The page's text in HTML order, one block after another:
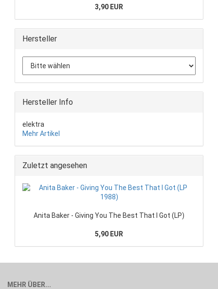
3,90 EUR
Hersteller
Hersteller Info
elektra
Mehr Artikel
Zuletzt angesehen
Anita Baker - Giving You The Best That I Got (LP)
5,90 EUR
MEHR ÜBER...